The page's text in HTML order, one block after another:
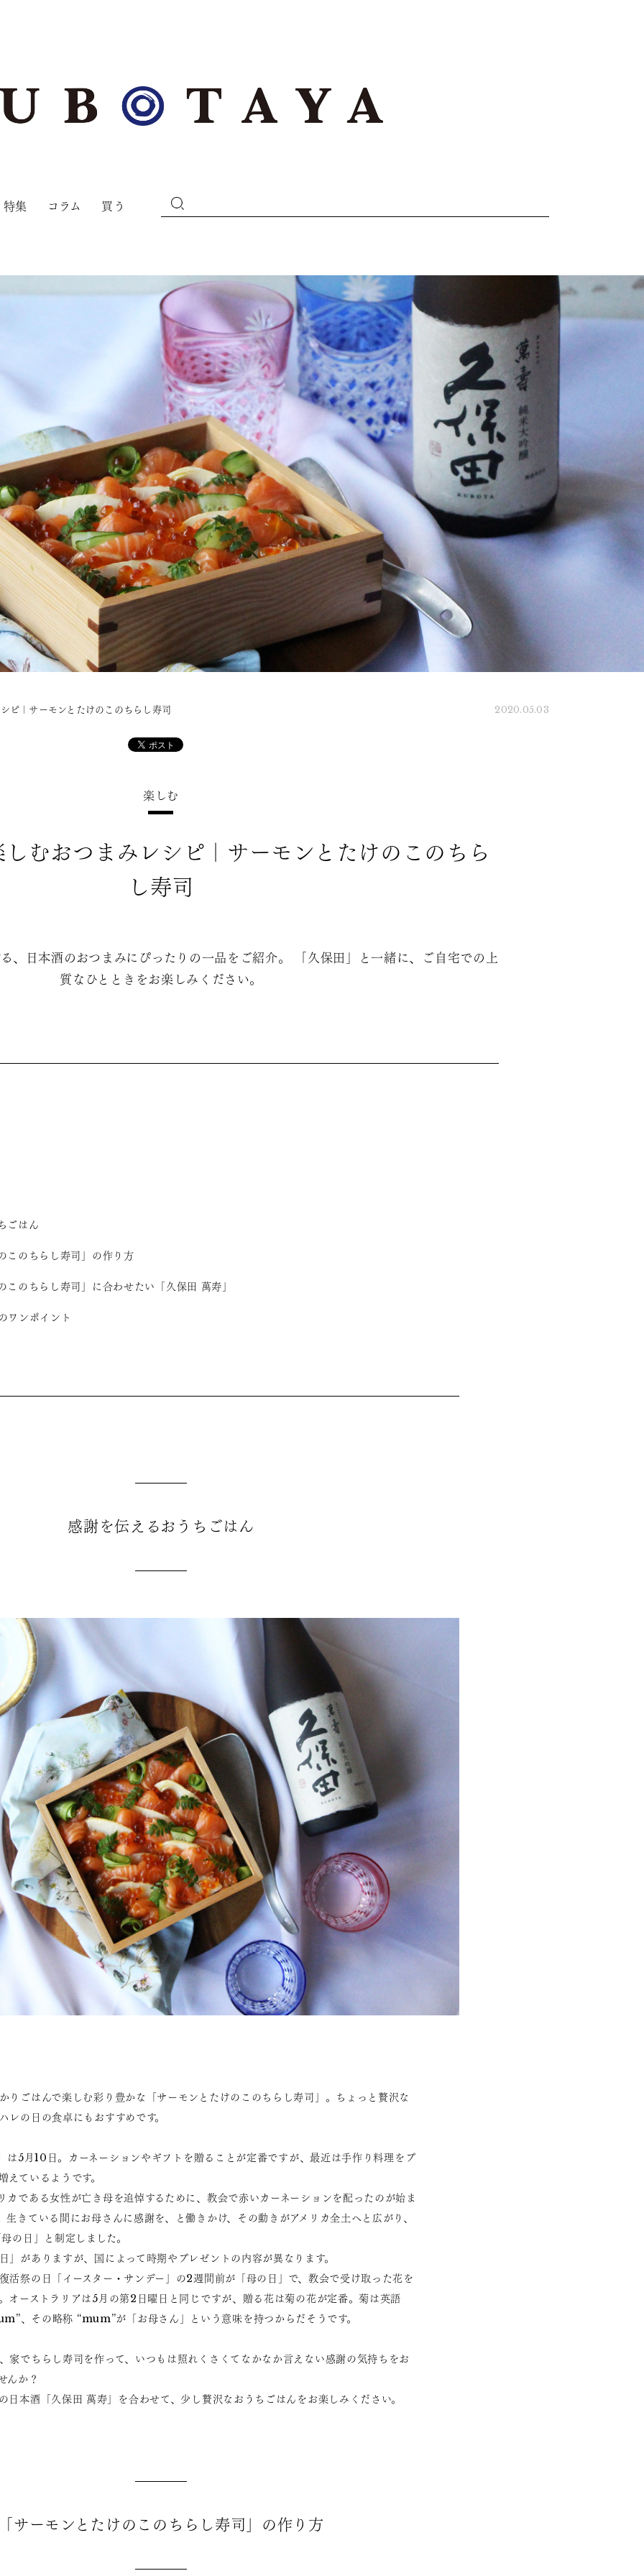
特集 コラム 買う
ピ｜サーモンとたけのこのちらし寿司 2020.05.03
楽しむ
しむおつまみレシピ｜サーモンとたけのこのちら
し寿司
、日本酒のおつまみにぴったりの一品をご紹介。 「久保田」と一緒に、ご自宅での上
質なひとときをお楽しみください。
ごはん
このちらし寿司」の作り方
このちらし寿司」に合わせたい「久保田 萬寿」
ワンポイント
感謝を伝えるおうちごはん
りごはんで楽しむ彩り豊かな「サーモンとたけのこのちらし寿司」。ちょっと贅沢な
レの日の食卓にもおすすめです。
5月10日。カーネーションやギフトを贈ることが定番ですが、最近は手作り料理をプ
えているようです。
カである女性が亡き母を追悼するために、教会で赤いカーネーションを配ったのが始ま
生きている間にお母さんに感謝を、と働きかけ、その動きがアメリカ全土へと広がり、
の日」と制定しました。
」がありますが、国によって時期やプレゼントの内容が異なります。
活祭の日「イースター・サンデー」の2週間前が「母の日」で、教会で受け取った花を
オーストラリアは5月の第2日曜日と同じですが、贈る花は菊の花が定番。菊は英語
、その略称 “mum”が「お母さん」という意味を持つからだそうです。
家でちらし寿司を作って、いつもは照れくさくてなかなか言えない感謝の気持ちをお
んか？
日本酒「久保田 萬寿」を合わせて、少し贅沢なおうちごはんをお楽しみください。
「サーモンとたけのこのちらし寿司」の作り方